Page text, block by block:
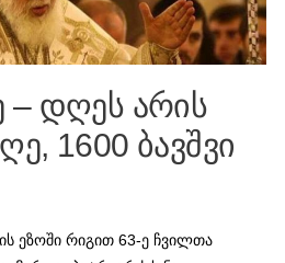
დღეს არის
1600 ბავშვი
ეზოში რიგით 63-ე ჩვილთა